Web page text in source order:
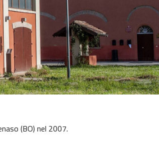
(BO) nel 2007.